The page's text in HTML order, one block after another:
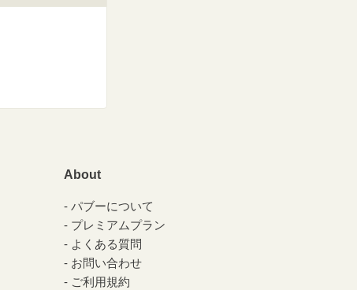
About
パブーについて
プレミアムプラン
よくある質問
お問い合わせ
ご利用規約